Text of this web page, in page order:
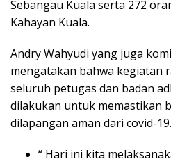
Sebangau Kuala serta 272
Kahayan Kuala.
Andry Wahyudi yang juga
mengatakan bahwa kegiatan
seluruh petugas dan badan
dilakukan untuk memastikan
dilapangan aman dari covid-19.
“ Hari ini kita